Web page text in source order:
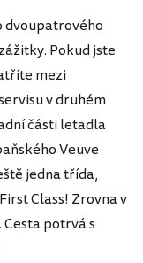
dvoupatrového
Pokud jste
mezi
v druhém
části letadla
Veuve
jedna třída,
Class! Zrovna v
potrvá s